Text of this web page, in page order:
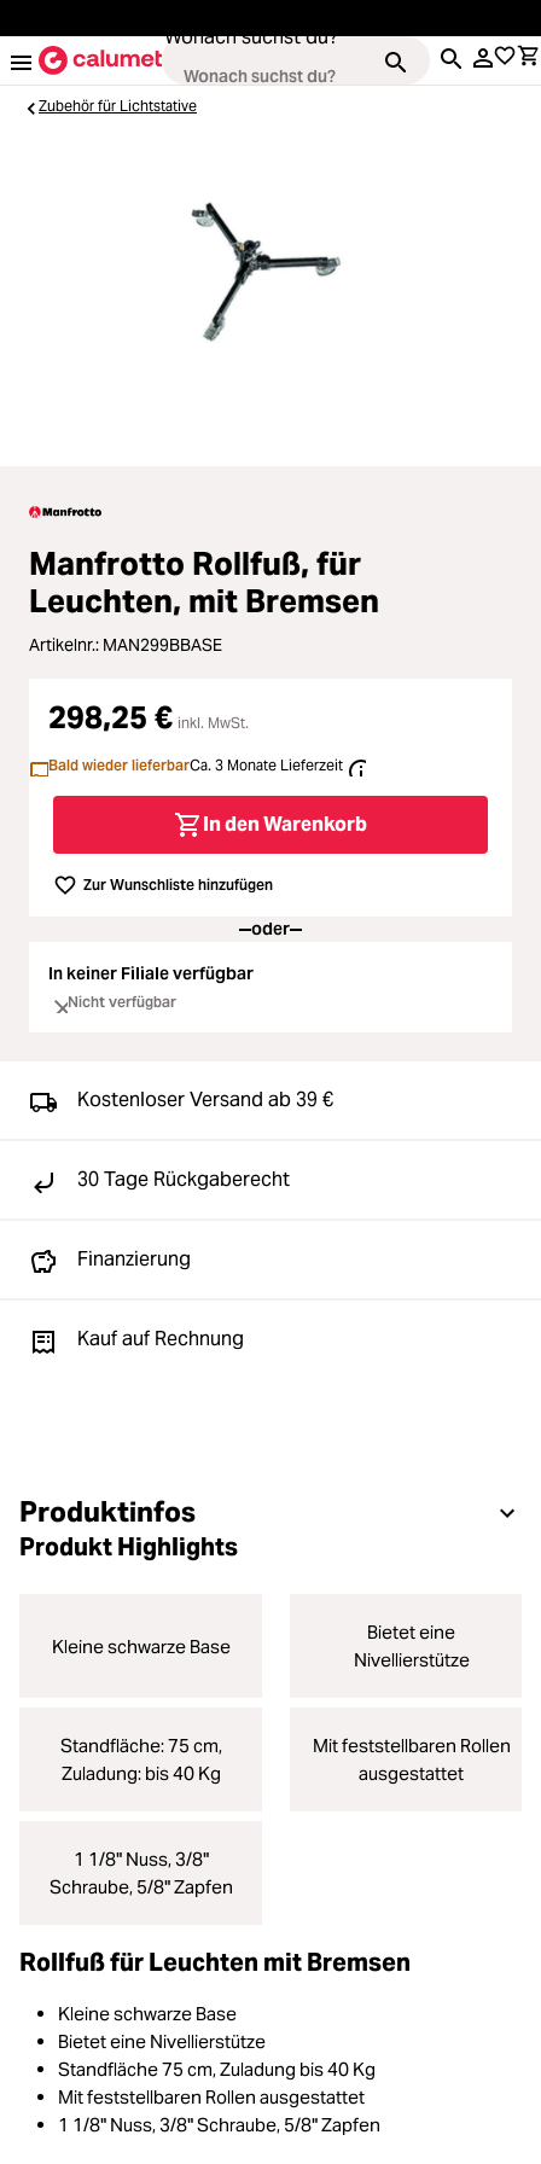
Wonach suchst du?
Video & Drohnen
Loading...
Zubehör
Loading...
Licht & Studio
Loading...
Loading...
Ferngläser
Loading...
Second Hand
Loading...
SALE
Zubehör für Lichtstative
Manfrotto Rollfuß, für
Leuchten, mit Bremsen
Artikelnr.: MAN299BBASE
298,25 € inkl. MwSt.
Bald wieder lieferbarCa. 3 Monate Lieferzeit
In den Warenkorb
Zur Wunschliste hinzufügen
oder
In keiner Filiale verfügbar
Nicht verfügbar
Kostenloser Versand ab 39 €
30 Tage Rückgaberecht
Finanzierung
Kauf auf Rechnung
Produktinfos
Produkt Highlights
Kleine schwarze Base
Bietet eine
Nivellierstütze
Standfläche: 75 cm,
Zuladung: bis 40 Kg
Mit feststellbaren Rollen
ausgestattet
1 1/8" Nuss, 3/8"
Schraube, 5/8" Zapfen
Rollfuß für Leuchten mit Bremsen
Kleine schwarze Base
Bietet eine Nivellierstütze
Standfläche 75 cm, Zuladung bis 40 Kg
Mit feststellbaren Rollen ausgestattet
1 1/8" Nuss, 3/8" Schraube, 5/8" Zapfen